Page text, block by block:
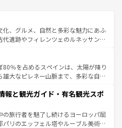
化、グルメ、自然と多彩な魅力にあふ
代遺跡やフィレンツェのルネッサンス
しい田園風景やアマルフィ海岸の絶
見逃せない。観光の合間には、本場の
絶品のイタリア料理を堪能することも
で、忘れられない旅をしてみよう！
情報は
80％を占めるスペインは、太陽が降り
雄大なピレネー山脈まで、多彩な自然
は、情熱的なフラメンコ、熱気あふ
しいタパスが生活の一部となってい
の洗練された雰囲気や、バルセロナの
から、地方では古代ローマ遺跡や中世
報と観光ガイド・有名観光スポ
の旅行者を魅了し続けるヨーロッパ屈
パリのエッフェル塔やルーブル美術館